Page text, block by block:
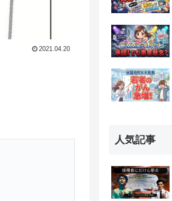
2021.04.20
人気記事